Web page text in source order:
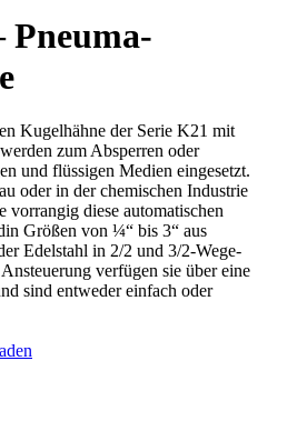
Pneuma-
Kugelhähne der Serie K21 mit
zum Absperren oder
und flüssigen Medien eingesetzt.
oder in der chemischen Industrie
vorrangig diese automatischen
Größen von ¼“ bis 3“ aus
Edelstahl in 2/2 und 3/2-Wege-
verfügen sie über eine
sind entweder einfach oder